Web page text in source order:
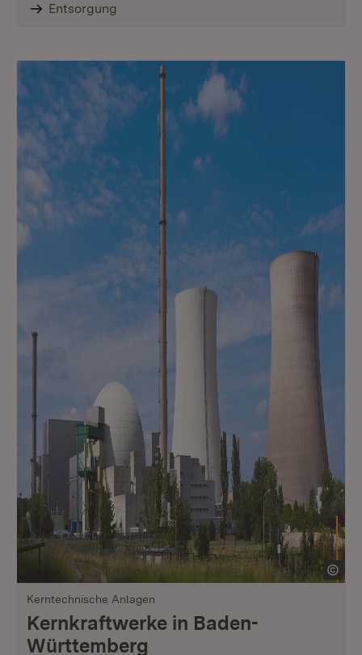
Entsorgung
Kerntechnische Anlagen
Kernkraftwerke in Baden-
Württemberg